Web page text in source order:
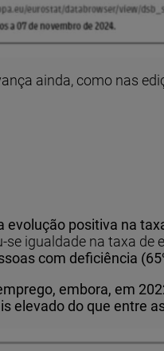
ainda, como nas
evolução positiva na
se igualdade na taxa
com deficiência
embora, em
elevado do que entre